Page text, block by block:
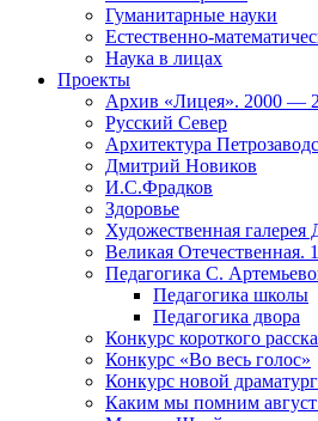
Гуманитарные науки
Естественно-
Наука в лицах
Проекты
Архив «Лицея». 2000 —
Русский Север
Архитектура
Дмитрий Новиков
И.С.Фрадков
Здоровье
Художественная
Великая Отечественная.
Педагогика С.
Педагогика школы
Педагогика двора
Конкурс короткого
Конкурс «Во весь голос»
Конкурс новой
Каким мы помним